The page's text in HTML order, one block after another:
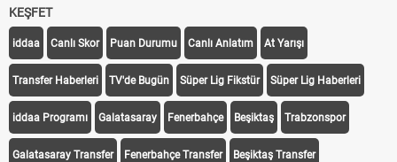
KEŞFET
iddaa Canlı Skor Puan Durumu Canlı Anlatım At Yarışı
Transfer Haberleri TV'de Bugün Süper Lig Fikstür Süper Lig Haberleri
iddaa Programı Galatasaray Fenerbahçe Beşiktaş Trabzonspor
Galatasaray Transfer Fenerbahçe Transfer Beşiktaş Transfer